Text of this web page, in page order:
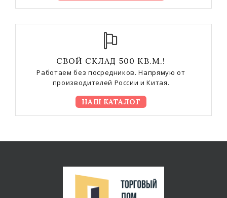
СВОЙ СКЛАД 500 КВ.М.!
Работаем без посредников. Напрямую от
производителей России и Китая.
НАШ КАТАЛОГ